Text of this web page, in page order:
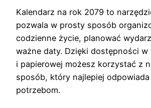
Kalendarz na rok 2079 to
pozwala w prosty sposób
codzienne życie, planować
ważne daty. Dzięki dostępności
i papierowej możesz korzystać z
sposób, który najlepiej odpowiada
potrzebom.